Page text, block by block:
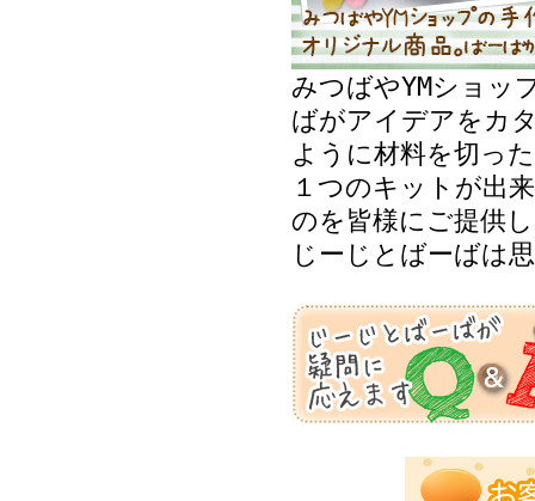
みつばやYMショッ
ばがアイデアをカ
ように材料を切っ
１つのキットが出
のを皆様にご提供
じーじとばーばは